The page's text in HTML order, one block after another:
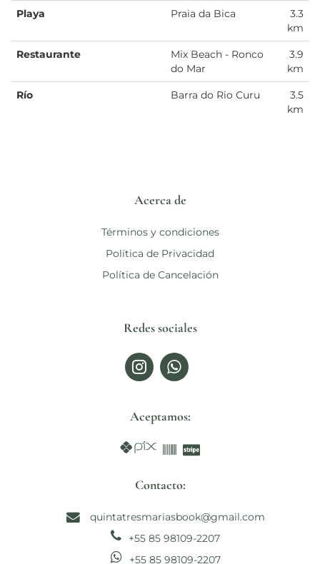
Playa Praia da Bica
3.3
km
Restaurante
Mix Beach - Ronco
do Mar
3.9
km
Río Barra do Rio Curu
3.5
km
Acerca de
Términos y condiciones
Política de Privacidad
Política de Cancelación
Redes sociales
Aceptamos:
Contacto:
quintatresmariasbook@gmail.com
+55 85 98109-2207
+55 85 98109-2207